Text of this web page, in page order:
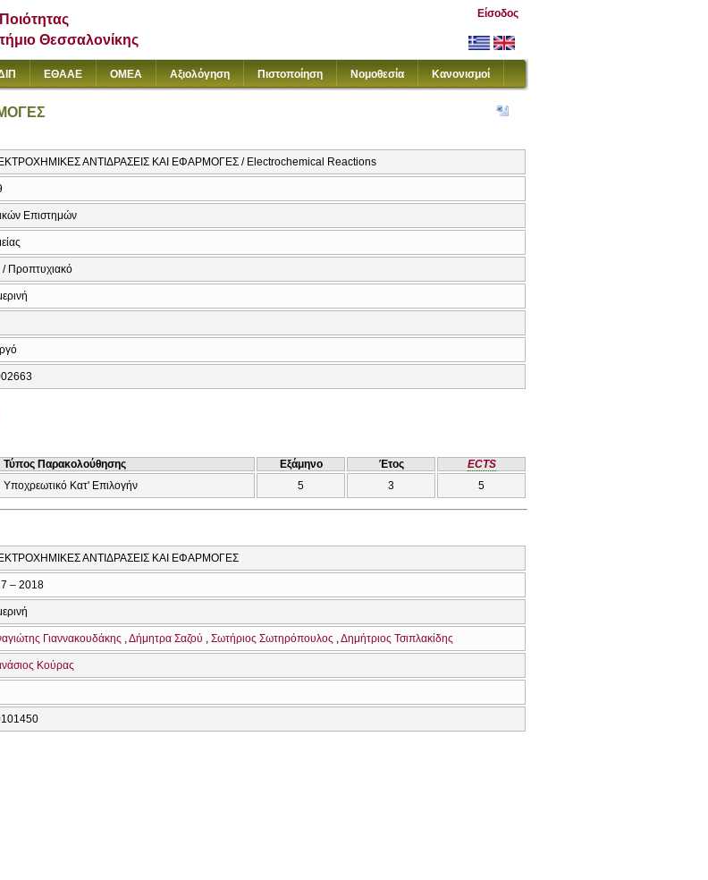
Θεσσαλονίκης
Είσοδος
ΕΘΑΑΕ ΟΜΕΑ Αξιολόγηση Πιστοποίηση Νομοθεσία Κανονισμοί
ΑΝΤΙΔΡΑΣΕΙΣ ΚΑΙ ΕΦΑΡΜΟΓΕΣ / Electrochemical Reactions
Επιστημών
/ Προπτυχιακό
Τύπος Παρακολούθησης Εξάμηνο Έτος
ECTS
Υποχρεωτικό Κατ' Επιλογήν 5 3 5
ΑΝΤΙΔΡΑΣΕΙΣ ΚΑΙ ΕΦΑΡΜΟΓΕΣ
– 2018
Γιαννακουδάκης Δήμητρα Σαζού Σωτήριος Σωτηρόπουλος Δημήτριος Τσιπλακίδης
Κούρας